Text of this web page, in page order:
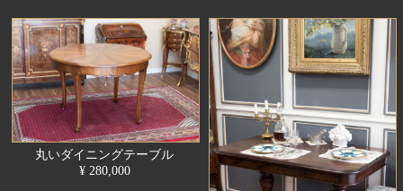
丸いダイニングテーブル
¥ 280,000